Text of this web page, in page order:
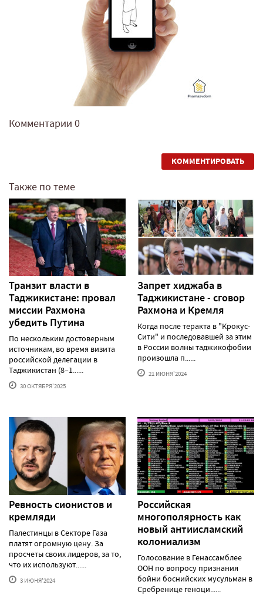
Комментарии 0
КОММЕНТИРОВАТЬ
Также по теме
Транзит власти в
Таджикистане: провал
миссии Рахмона
убедить Путина
По нескольким достоверным
источникам, во время визита
российской делегации в
Таджикистан (8–1......
30 ОКТЯБРЯ'2025
Запрет хиджаба в
Таджикистане - сговор
Рахмона и Кремля
Когда после теракта в "Крокус-
Сити" и последовавшей за этим
в России волны таджикофобии
произошла п......
21 ИЮНЯ'2024
Ревность сионистов и
кремляди
Палестинцы в Секторе Газа
платят огромную цену. За
просчеты своих лидеров, за то,
что их используют......
3 ИЮНЯ'2024
Российская
многополярность как
новый антиисламский
колониализм
Голосование в Генассамблее
ООН по вопросу признания
бойни боснийских мусульман в
Сребренице геноци......